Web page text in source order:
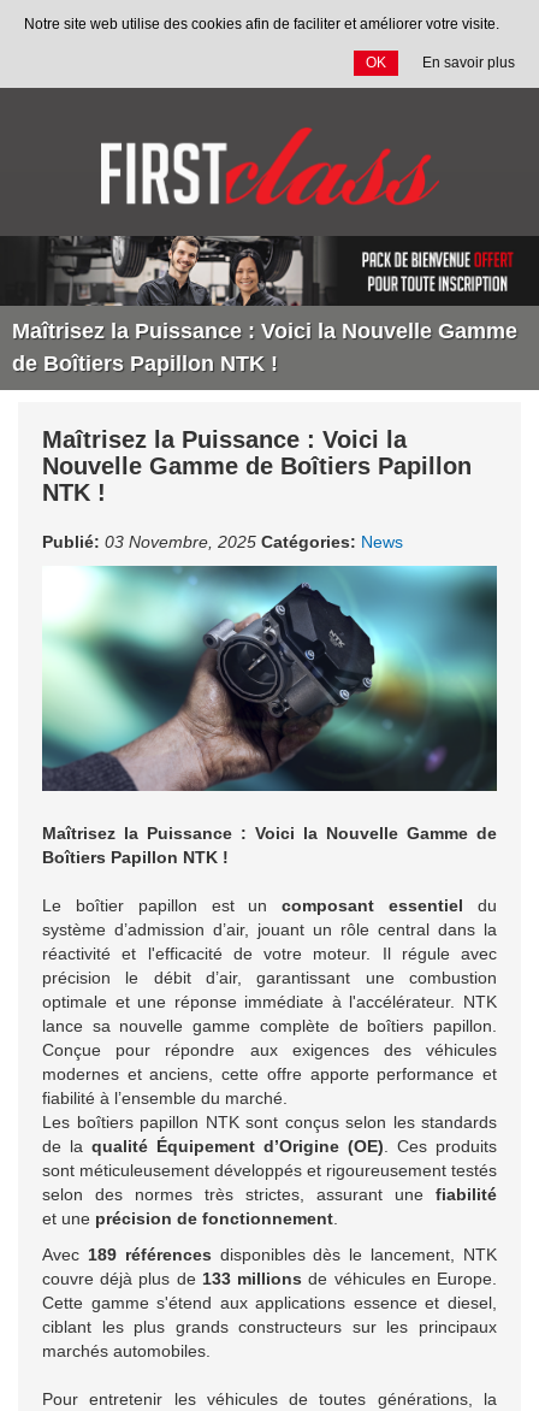
Notre site web utilise des cookies afin de faciliter et améliorer votre visite.
OK En savoir plus
Maîtrisez la Puissance : Voici la Nouvelle Gamme
de Boîtiers Papillon NTK !
Maîtrisez la Puissance : Voici la
Nouvelle Gamme de Boîtiers Papillon
NTK !
Publié: 03 Novembre, 2025 Catégories: News
Maîtrisez la Puissance : Voici la Nouvelle Gamme de
Boîtiers Papillon NTK !
Le boîtier papillon est uncomposant essentiel du
système d’admission d’air, jouant un rôle central dans la
réactivité et l'efficacité de votre moteur. Il régule avec
précision le débit d’air, garantissant une combustion
optimale et une réponse immédiate à l'accélérateur. NTK
lance sa nouvelle gamme complète de boîtiers papillon.
Conçue pour répondre aux exigences des véhicules
modernes et anciens, cette offre apporte performance et
fiabilité à l’ensemble du marché.
Les boîtiers papillon NTK sont conçus selon les standards
de la qualité Équipement d’Origine (OE). Ces produits
sont méticuleusement développés et rigoureusement testés
selon des normes très strictes, assurant une fiabilité
et une précision de fonctionnement.
Avec 189 références disponibles dès le lancement, NTK
couvre déjà plus de 133 millions de véhicules en Europe.
Cette gamme s'étend aux applications essence et diesel,
ciblant les plus grands constructeurs sur les principaux
marchés automobiles.
Pour entretenir les véhicules de toutes générations, la